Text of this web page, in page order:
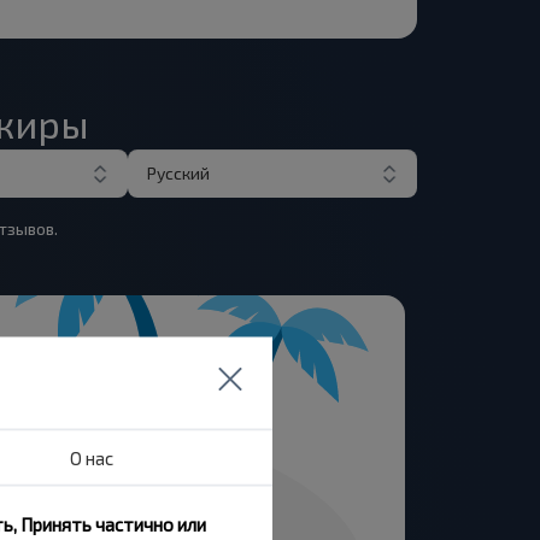
Русский
О нас
Принять частично или